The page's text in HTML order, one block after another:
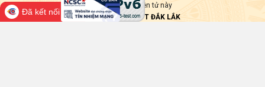
hành lại các thông tin từ Trang thông tin điện tử này
Thực hiện bởiVNPT ĐẮK LẮK
Đã kết nối EMC